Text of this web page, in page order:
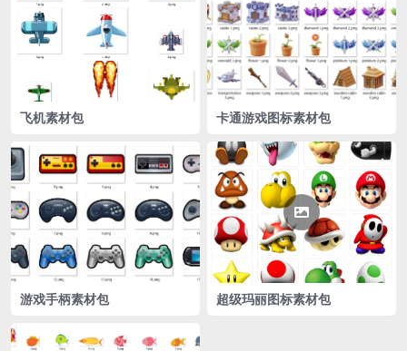
飞机素材包 卡通游戏图标素材包
游戏手柄素材包 超级玛丽图标素材包